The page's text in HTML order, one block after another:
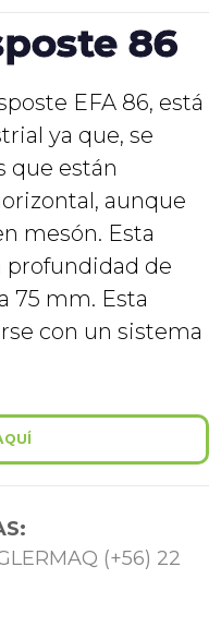
86
EFA 86, está
ya que, se
que están
aunque
mesón. Esta
profundidad de
75 mm. Esta
con un sistema
(+56) 22